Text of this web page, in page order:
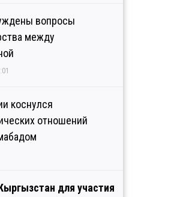
вопросы
между
коснулся
отношений
для участия